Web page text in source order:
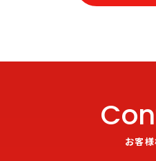
お客